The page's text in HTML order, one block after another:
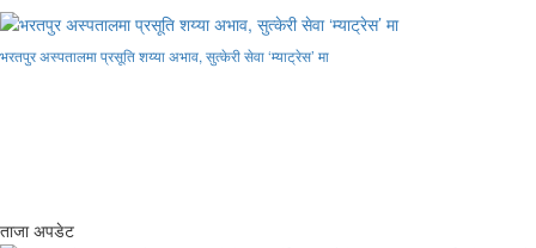
भरतपुर अस्पतालमा प्रसूति शय्या अभाव, सुत्केरी सेवा ‘म्याट्रेस’ मा
ताजा अपडेट